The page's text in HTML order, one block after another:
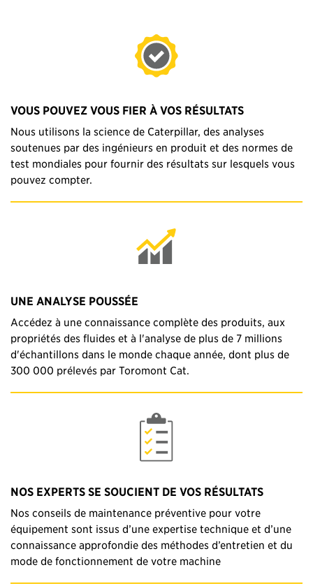
VOUS POUVEZ VOUS FIER À VOS RÉSULTATS
Nous utilisons la science de Caterpillar, des analyses
soutenues par des ingénieurs en produit et des normes de
test mondiales pour fournir des résultats sur lesquels vous
pouvez compter.
UNE ANALYSE POUSSÉE
Accédez à une connaissance complète des produits, aux
propriétés des fluides et à l'analyse de plus de 7 millions
d'échantillons dans le monde chaque année, dont plus de
300 000 prélevés par Toromont Cat.
NOS EXPERTS SE SOUCIENT DE VOS RÉSULTATS
Nos conseils de maintenance préventive pour votre
équipement sont issus d’une expertise technique et d’une
connaissance approfondie des méthodes d’entretien et du
mode de fonctionnement de votre machine